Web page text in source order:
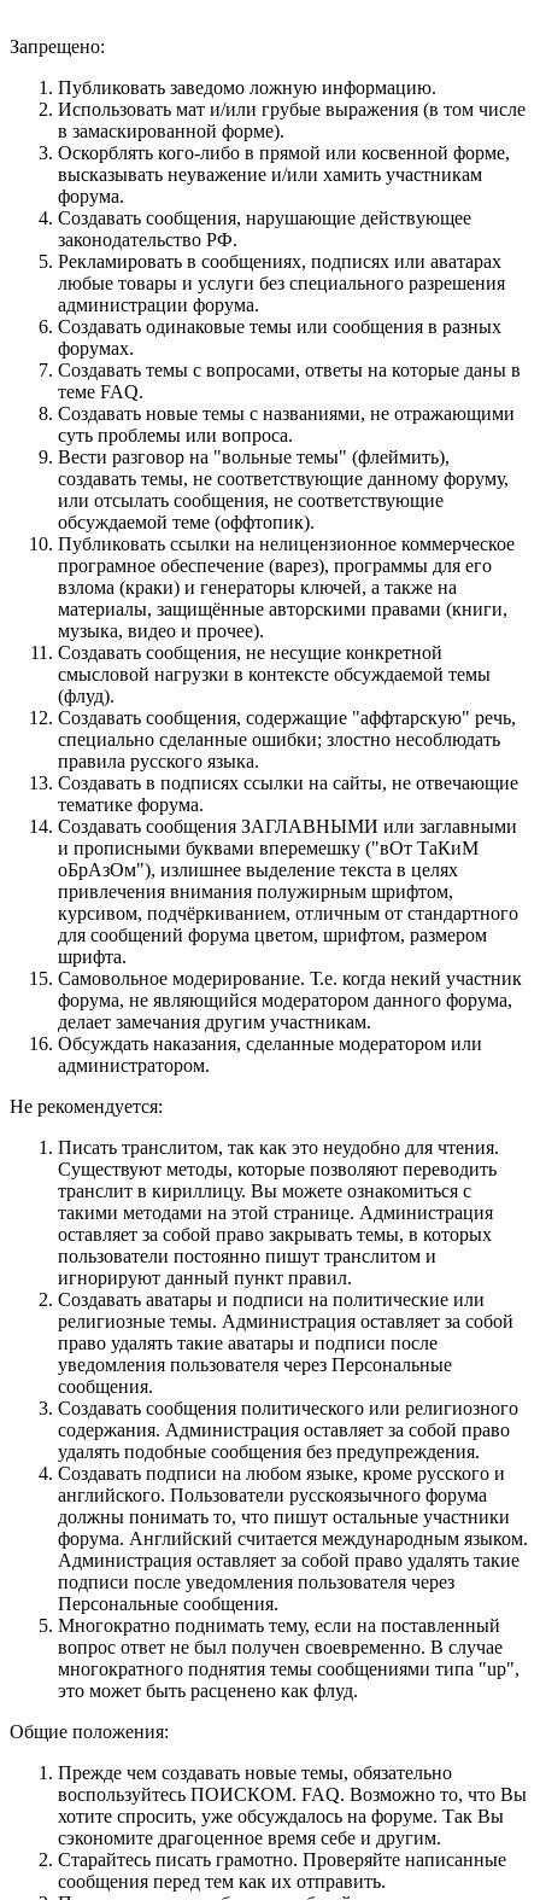
Запрещено:
Публиковать заведомо ложнyю инфоpмацию.
Использовать мат и/или грубые выражения (в том числе
в замаскированной форме).
Оскорблять кого-либо в прямой или косвенной форме,
высказывать неуважение и/или хамить участникам
форума.
Создавать сообщения, наpyшающие действyющее
законодательство РФ.
Рекламировать в сообщениях, подписях или аватарах
любые товары и услуги без специального разрешения
администрации форума.
Создавать одинаковые темы или сообщения в разных
форумах.
Создавать темы с вопросами, ответы на которые даны в
теме FAQ.
Создавать новые темы с названиями, не отражающими
суть проблемы или вопроса.
Вести разговор на "вольные темы" (флеймить),
создавать темы, не соответствующие данному форуму,
или отсылать сообщения, не соответствующие
обсуждаемой теме (оффтопик).
Публиковать ссылки на нелицензионное коммерческое
програмное обеспечение (варез), программы для его
взлома (краки) и генераторы ключей, а также на
материалы, защищённые авторскими правами (книги,
музыка, видео и прочее).
Создавать сообщения, не несущие конкретной
смысловой нагрузки в контексте обсуждаемой темы
(флуд).
Создавать сообщения, содержащие "аффтарскую" речь,
специально сделанные ошибки; злостно несоблюдать
правила русского языка.
Создавать в подписях ссылки на сайты, не отвечающие
тематике форума.
Cоздавать сообщения ЗАГЛАВНЫМИ или заглавными
и прописными буквами вперемешку ("вОт ТаКиМ
оБрАзОм"), излишнее выделение текста в целях
привлечения внимания полужирным шрифтом,
курсивом, подчёркиванием, отличным от стандартного
для сообщений форума цветом, шрифтом, размером
шрифта.
Самовольное модерирование. Т.е. когда некий участник
форума, не являющийся модератором данного форума,
делает замечания другим участникам.
Обсуждать наказания, сделанные модератором или
администратором.
Не рекомендуется:
Писать транслитом, так как это неудобно для чтения.
Существуют методы, которые позволяют переводить
транслит в кириллицу. Вы можете ознакомиться с
такими методами на этой странице. Администрация
оставляет за собой право закрывать темы, в которых
пользователи постоянно пишут транслитом и
игнорируют данный пункт правил.
Создавать аватары и подписи на политические или
религиозные темы. Администрация оставляет за собой
право удалять такие аватары и подписи после
уведомления пользователя через Персональные
сообщения.
Создавать сообщения политического или религиозного
содержания. Администрация оставляет за собой право
удалять подобные сообщения без предупреждения.
Создавать подписи на любом языке, кроме русского и
английского. Пользователи русскоязычного форума
должны понимать то, что пишут остальные участники
форума. Английский считается международным языком.
Администрация оставляет за собой право удалять такие
подписи после уведомления пользователя через
Персональные сообщения.
Многократно поднимать тему, если на поставленный
вопрос ответ не был получен своевременно. В случае
многократного поднятия темы сообщениями типа "up",
это может быть расценено как флуд.
Общие положения:
Прежде чем создавать новые темы, обязательно
воспользуйтесь ПОИСКОМ. FAQ. Возможно то, что Вы
хотите спросить, уже обсуждалось на форуме. Так Вы
сэкономите драгоценное время себе и другим.
Старайтесь писать грамотно. Проверяйте написанные
сообщения перед тем как их отправить.